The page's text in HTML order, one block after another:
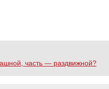
часть — раздвижной?